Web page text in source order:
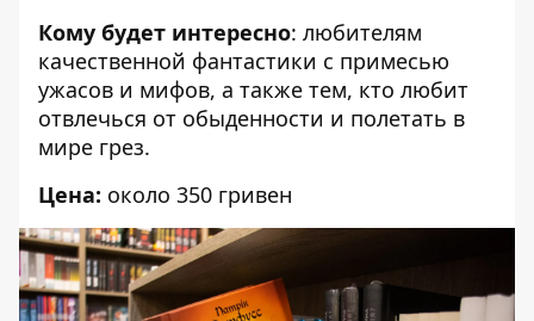
Кому будет интересно: любителям
качественной фантастики с примесью
ужасов и мифов, а также тем, кто любит
отвлечься от обыденности и полетать в
мире грез.
Цена: около 350 гривен